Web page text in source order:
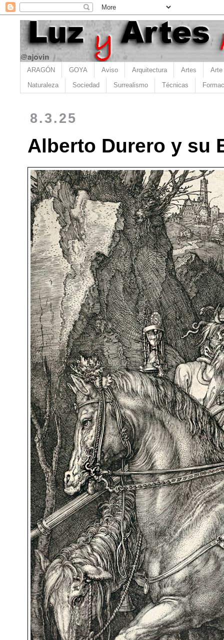
ARAGÓN GOYA Aviso Arquitectura Artes Arte
Naturaleza Sociedad Surrealismo Técnicas
8.3.25
Alberto Durero y su